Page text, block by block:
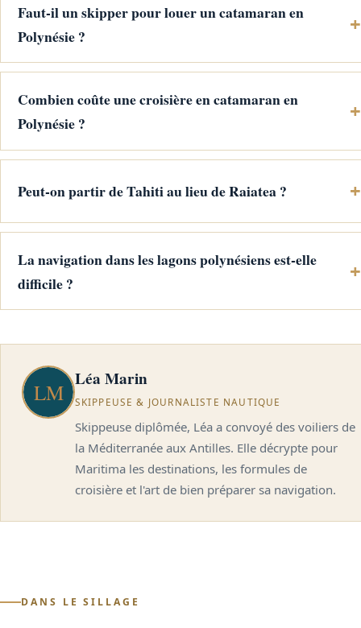
Faut-il un skipper pour louer un catamaran en
Polynésie ?
Combien coûte une croisière en catamaran en
Polynésie ?
Peut-on partir de Tahiti au lieu de Raiatea ?
La navigation dans les lagons polynésiens est-elle
difficile ?
Léa Marin
SKIPPEUSE & JOURNALISTE NAUTIQUE
Skippeuse diplômée, Léa a convoyé des voiliers de
la Méditerranée aux Antilles. Elle décrypte pour
Maritima les destinations, les formules de
croisière et l'art de bien préparer sa navigation.
DANS LE SILLAGE